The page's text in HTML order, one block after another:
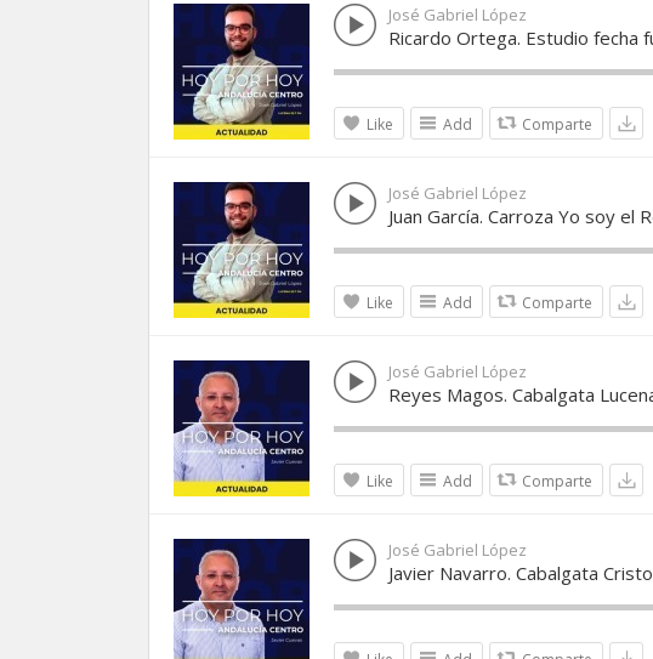
José Gabriel López
Ricardo Ortega. Estudio fecha
Like Add Comparte
José Gabriel López
Juan García. Carroza Yo soy el
Like Add Comparte
José Gabriel López
Reyes Magos. Cabalgata
Like Add Comparte
José Gabriel López
Javier Navarro. Cabalgata